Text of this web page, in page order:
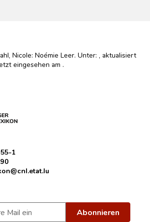
Nicole: Noémie Leer. Unter: , aktualisiert
eingesehen am .
1